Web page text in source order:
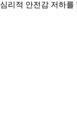
심리적 안전감 저하